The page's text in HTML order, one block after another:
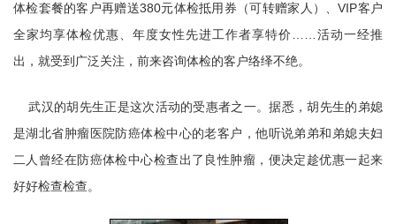
体检套餐的客户再赠送380元体检抵用券（可转赠家人）、VIP客户
全家均享体检优惠、年度女性先进工作者享特价……活动一经推
出，就受到广泛关注，前来咨询体检的客户络绎不绝。
武汉的胡先生正是这次活动的受惠者之一。据悉，胡先生的弟媳
是湖北省肿瘤医院防癌体检中心的老客户，他听说弟弟和弟媳夫妇
二人曾经在防癌体检中心检查出了良性肿瘤，便决定趁优惠一起来
好好检查检查。